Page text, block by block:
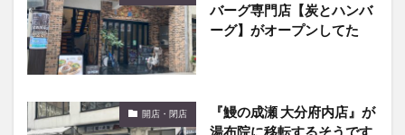
バーグ専門店【炭とハンバ
ーグ】がオープンしてた
開店・閉店
『鰻の成瀬 大分府内店』が
湯布院に移転するそうです